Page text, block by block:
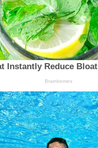
Instantly Reduce Bloat
Brainberries